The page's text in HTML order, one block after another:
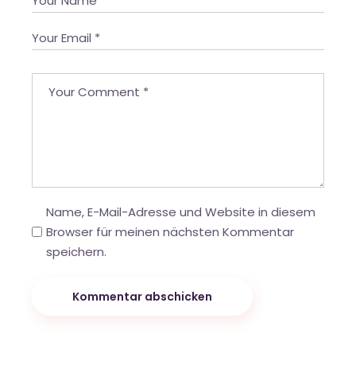
Name, E-Mail-Adresse und Website in diesem
Browser für meinen nächsten Kommentar
speichern.
Kommentar abschicken